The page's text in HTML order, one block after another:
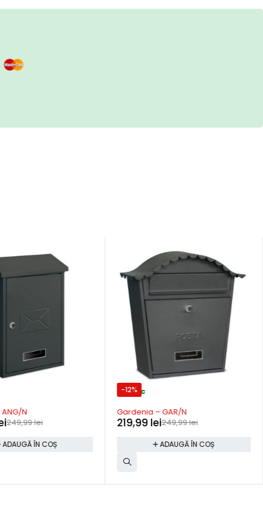
N
249,99lei
ADAUGĂ ÎN COȘ
-12%
In stoc
Gardenia – GAR/N
249,99lei
219,99 lei
ADAUGĂ ÎN COȘ